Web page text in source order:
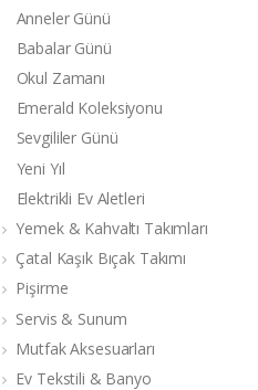
Anneler Günü
Babalar Günü
Okul Zamanı
Emerald Koleksiyonu
Sevgililer Günü
Yeni Yıl
Elektrikli Ev Aletleri
Yemek & Kahvaltı Takımları
Çatal Kaşık Bıçak Takımı
Pişirme
Servis & Sunum
Mutfak Aksesuarları
Ev Tekstili & Banyo